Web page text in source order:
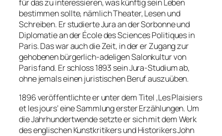
für das zu interessieren, was künftig sein Leben
bestimmen sollte, nämlich Theater, Lesen und
Schreiben. Er studierte Jura an der Sorbonne und
Diplomatie an der École des Sciences Politiques in
Paris. Das war auch die Zeit, in der er Zugang zur
gehobenen bürgerlich-adeligen Salonkultur von
Paris fand. Er schloss 1893 sein Jura-Studium ab,
ohne jemals einen juristischen Beruf auszuüben.
1896 veröffentlichte er unter dem Titel ‚Les Plaisiers
et les jours‘ eine Sammlung erster Erzählungen. Um
die Jahrhundertwende setzte er sich mit dem Werk
des englischen Kunstkritikers und Historikers John